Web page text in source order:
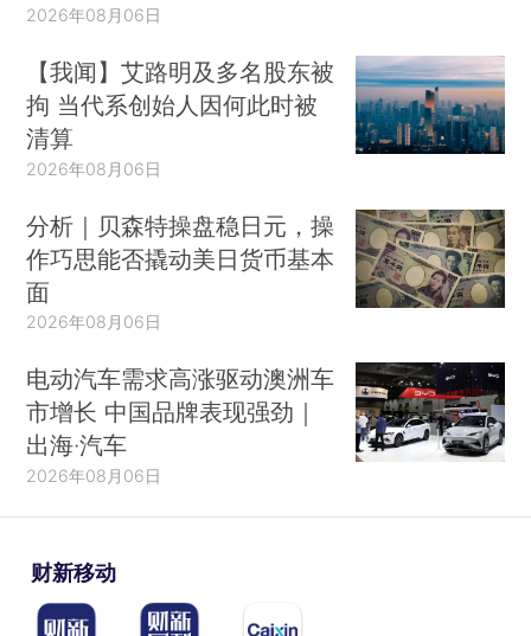
2026年08月06日
【我闻】艾路明及多名股东被
拘 当代系创始人因何此时被
清算
2026年08月06日
分析｜贝森特操盘稳日元，操
作巧思能否撬动美日货币基本
面
2026年08月06日
电动汽车需求高涨驱动澳洲车
市增长 中国品牌表现强劲｜
出海·汽车
2026年08月06日
财新移动